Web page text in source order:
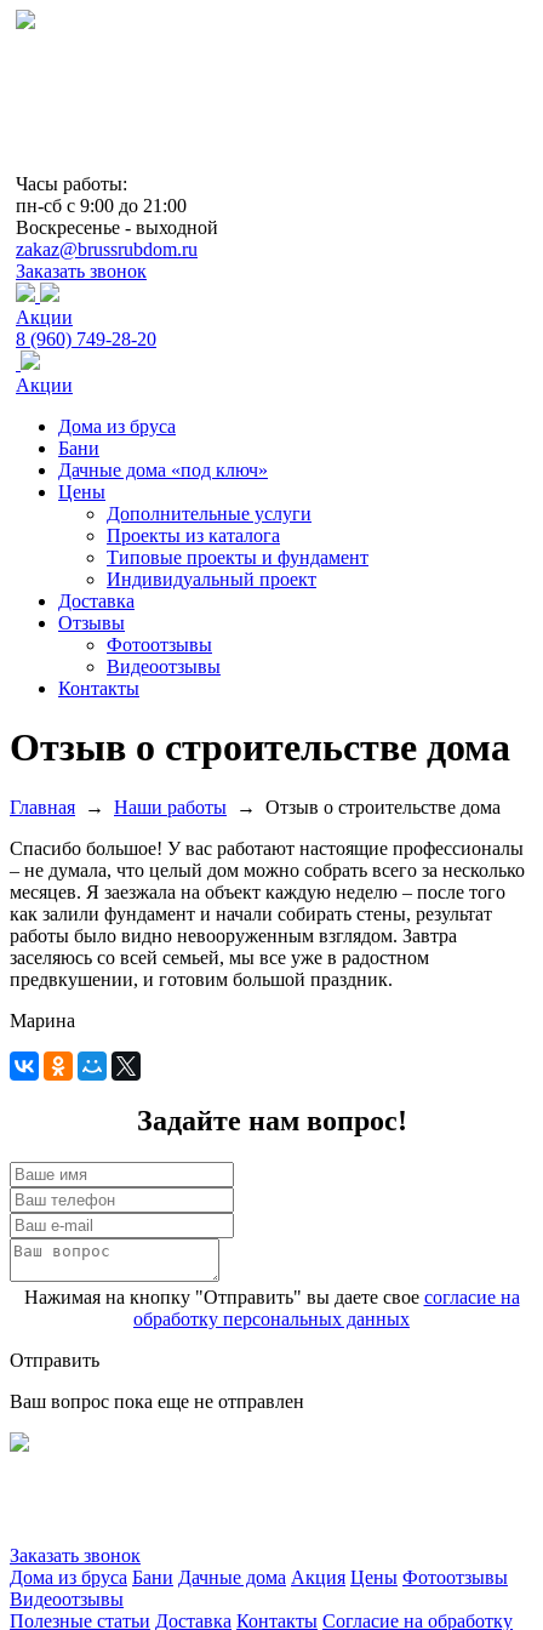
Часы работы:
пн-сб с 9:00 до 21:00
Воскресенье - выходной
zakaz@brussrubdom.ru
Заказать звонок
Акции
8 (960) 749-28-20
Акции
Дома из бруса
Бани
Дачные дома «под ключ»
Цены
Дополнительные услуги
Проекты из каталога
Типовые проекты и фундамент
Индивидуальный проект
Доставка
Отзывы
Фотоотзывы
Видеоотзывы
Контакты
Отзыв о строительстве дома
Главная → Наши работы → Отзыв о строительстве дома
Спасибо большое! У вас работают настоящие профессионалы
– не думала, что целый дом можно собрать всего за несколько
месяцев. Я заезжала на объект каждую неделю – после того
как залили фундамент и начали собирать стены, результат
работы было видно невооруженным взглядом. Завтра
заселяюсь со всей семьей, мы все уже в радостном
предвкушении, и готовим большой праздник.
Марина
Задайте нам вопрос!
Нажимая на кнопку "Отправить" вы даете свое согласие на
обработку персональных данных
Отправить
Ваш вопрос пока еще не отправлен
Заказать звонок
Дома из бруса Бани Дачные дома Акция Цены Фотоотзывы
Видеоотзывы
Полезные статьи Доставка Контакты Согласие на обработку